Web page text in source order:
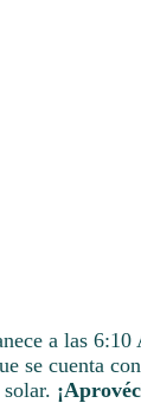
a las
se cuenta